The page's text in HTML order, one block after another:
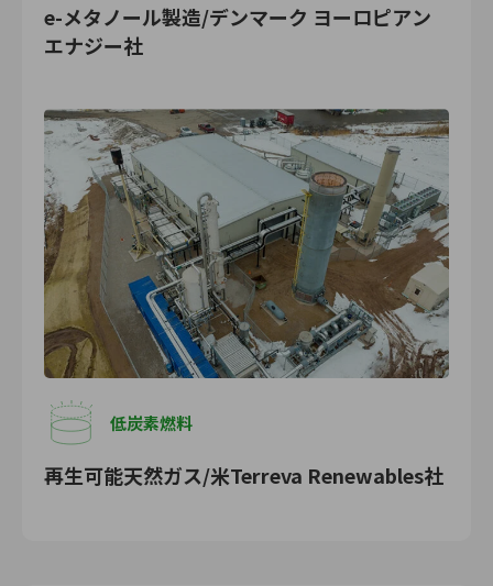
e-メタノール製造/デンマーク ヨーロピアン
エナジー社
低炭素燃料
再生可能天然ガス/米Terreva Renewables社